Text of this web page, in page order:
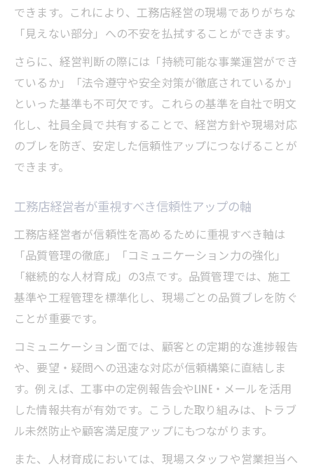
できます。これにより、工務店経営の現場でありがちな
「見えない部分」への不安を払拭することができます。
さらに、経営判断の際には「持続可能な事業運営ができ
ているか」「法令遵守や安全対策が徹底されているか」
といった基準も不可欠です。これらの基準を自社で明文
化し、社員全員で共有することで、経営方針や現場対応
のブレを防ぎ、安定した信頼性アップにつなげることが
できます。
工務店経営者が重視すべき信頼性アップの軸
工務店経営者が信頼性を高めるために重視すべき軸は
「品質管理の徹底」「コミュニケーション力の強化」
「継続的な人材育成」の3点です。品質管理では、施工
基準や工程管理を標準化し、現場ごとの品質ブレを防ぐ
ことが重要です。
コミュニケーション面では、顧客との定期的な進捗報告
や、要望・疑問への迅速な対応が信頼構築に直結しま
す。例えば、工事中の定例報告会やLINE・メールを活用
した情報共有が有効です。こうした取り組みは、トラブ
ル未然防止や顧客満足度アップにもつながります。
また、人材育成においては、現場スタッフや営業担当へ